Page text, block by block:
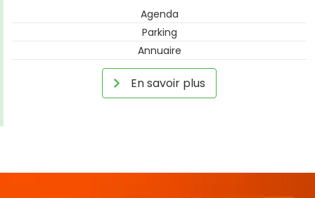
Agenda
Parking
Annuaire
En savoir plus